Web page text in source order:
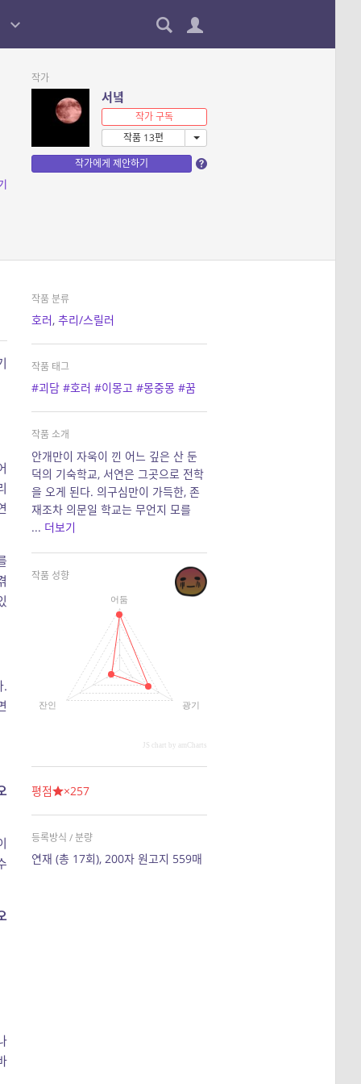
작가
서녘
작가 구독
작품 13편
작가에게 제안하기
.
작품 분류
호러, 추리/스릴러
작품 태그
#괴담 #호러 #이몽고 #몽중몽 #꿈
작품 소개
안개만이 자욱이 낀 어느 깊은 산 둔
덕의 기숙학교, 서연은 그곳으로 전학
을 오게 된다. 의구심만이 가득한, 존
재조차 의문일 학교는 무언지 모를
... 더보기
작품 성향
어둠
광기
잔인
JS chart by amCharts
평점 ×257
등록방식 / 분량
연재 (총 17회), 200자 원고지 559매